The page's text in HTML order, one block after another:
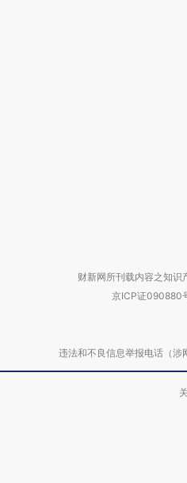
财新网所刊载内容之知识
京ICP证090880
违法和不良信息举报电话（